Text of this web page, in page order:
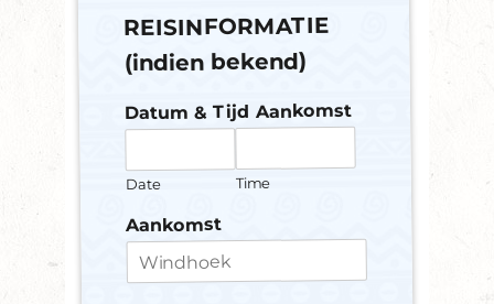
REISINFORMATIE
(indien bekend)
Datum & Tijd Aankomst
Date Time
Aankomst